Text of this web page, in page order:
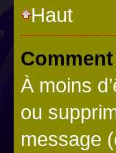
Haut
À moins
ou
message